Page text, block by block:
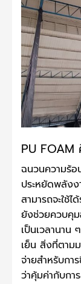
PU FOAM
ฉนวนความร้อ
ประหยัดพลัง
สามารถจะใช้
ยังช่วยควบคุ
เป็นเวลานา
เย็น สิ่งที่ตาม
จ่ายสำหรับกา
ว่าคุ้มค่ากับกา